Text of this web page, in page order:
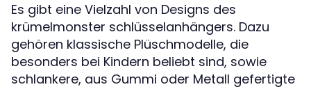
Es gibt eine Vielzahl von Designs des
krümelmonster schlüsselanhängers. Dazu
gehören klassische Plüschmodelle, die
besonders bei Kindern beliebt sind, sowie
schlankere, aus Gummi oder Metall gefertigte